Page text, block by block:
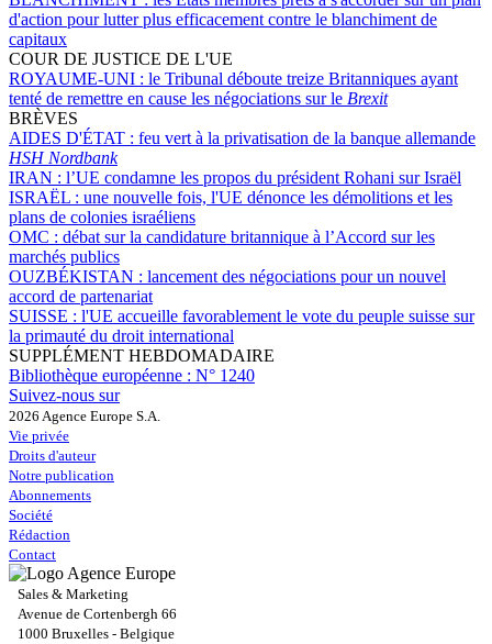
d'action pour lutter plus efficacement contre le blanchiment de
capitaux
COUR DE JUSTICE DE L'UE
ROYAUME-UNI : le Tribunal déboute treize Britanniques ayant
tenté de remettre en cause les négociations sur le Brexit
BRÈVES
AIDES D'ÉTAT : feu vert à la privatisation de la banque allemande
HSH Nordbank
IRAN : l’UE condamne les propos du président Rohani sur Israël
ISRAËL : une nouvelle fois, l'UE dénonce les démolitions et les
plans de colonies israéliens
OMC : débat sur la candidature britannique à l’Accord sur les
marchés publics
OUZBÉKISTAN : lancement des négociations pour un nouvel
accord de partenariat
SUISSE : l'UE accueille favorablement le vote du peuple suisse sur
la primauté du droit international
SUPPLÉMENT HEBDOMADAIRE
Bibliothèque européenne : N° 1240
Suivez-nous sur
2026 Agence Europe S.A.
Vie privée
Droits d'auteur
Notre publication
Abonnements
Société
Rédaction
Contact
Sales & Marketing
Avenue de Cortenbergh 66
1000 Bruxelles - Belgique